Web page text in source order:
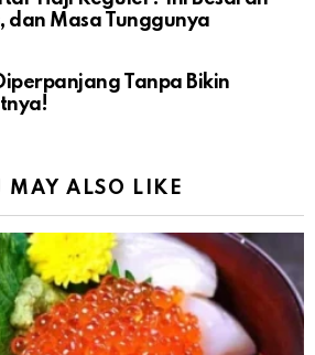
dan Masa Tunggunya
Tanpa Bikin
MAY ALSO LIKE